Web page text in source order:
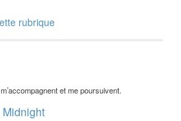
rubrique
et me poursuivent.
Midnight